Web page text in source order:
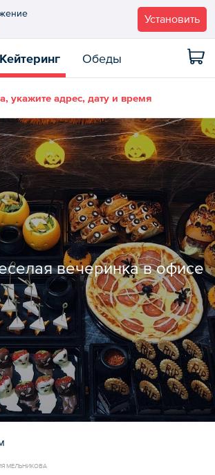
Установить
Кейтеринг Обеды
укажите адрес, дату и время
вечеринка в офисе
МЕЛЬНИКОВА